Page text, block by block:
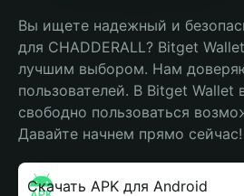
Вы ищете надежный и
для CHADDERALL? Bitget
лучшим выбором. Нам
пользователей. В Bitget
свободно пользоваться
Давайте начнем прямо сейчас!
Скачать APK для Android